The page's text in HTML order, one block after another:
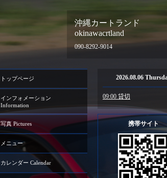
沖縄カートランド
okinawacrtland
090-8292-9014
トップページ
インフォメーション
Information
写真 Pictures
メニュー
カレンダー Calendar
2026.08.06
09:00 貸切
携帯サイト